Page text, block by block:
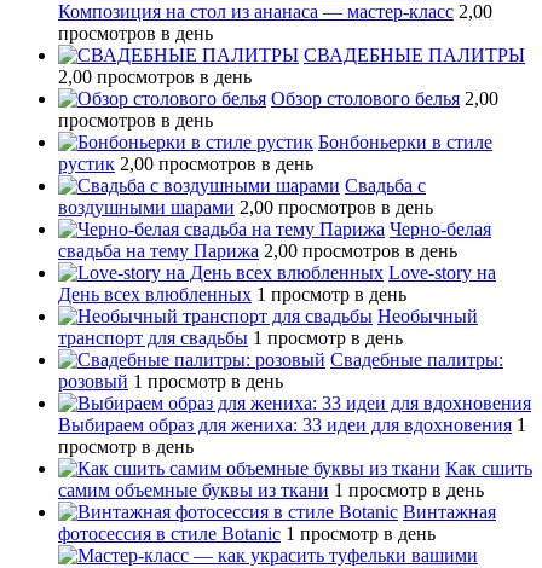
Композиция на стол из ананаса — мастер-класс 2,00
просмотров в день
СВАДЕБНЫЕ ПАЛИТРЫ
2,00 просмотров в день
Обзор столового белья 2,00
просмотров в день
Бонбоньерки в стиле
рустик 2,00 просмотров в день
Свадьба с
воздушными шарами 2,00 просмотров в день
Черно-белая
свадьба на тему Парижа 2,00 просмотров в день
Love-story на
День всех влюбленных 1 просмотр в день
Необычный
транспорт для свадьбы 1 просмотр в день
Свадебные палитры:
розовый 1 просмотр в день
Выбираем образ для жениха: 33 идеи для вдохновения 1
просмотр в день
Как сшить
самим объемные буквы из ткани 1 просмотр в день
Винтажная
фотосессия в стиле Botanic 1 просмотр в день